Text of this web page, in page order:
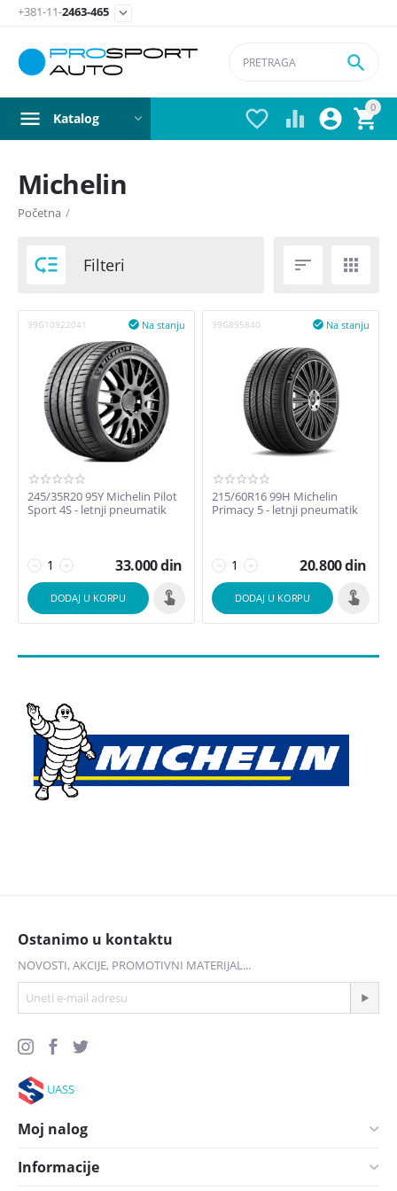
+381-11-2463-465 
0


 

Katalog
Postavite filter
Vrsta
Letnji pneumatici
Širina
215
Visina
60
Radijus
Cena
din– din
Michelin
Početna /
 Filteri  
99G10922041 Na stanju

245/35R20 95Y Michelin Pilot
Sport 4S - letnji pneumatik
+
− 33.000din
DODAJ U KORPU
99G895840 Na stanju

215/60R16 99H Michelin
Primacy 5 - letnji pneumatik
+
− 20.800din
DODAJ U KORPU
Ostanimo u kontaktu
NOVOSTI, AKCIJE, PROMOTIVNI MATERIJAL...
UASS
Moj nalog
Informacije